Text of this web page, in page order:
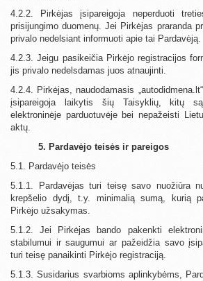
4.2.2. Pirkėjas įsipareigoja neperduoti
prisijungimo duomenų. Jei Pirkėjas praranda
privalo nedelsiant informuoti apie tai Pardavėją.
4.2.3. Jeigu pasikeičia Pirkėjo registracijos
jis privalo nedelsdamas juos atnaujinti.
4.2.4. Pirkėjas, naudodamasis
įsipareigoja laikytis šių Taisyklių, kitų
elektroninėje parduotuvėje bei nepažeisti
aktų.
5. Pardavėjo teisės ir pareigos
5.1. Pardavėjo teisės
5.1.1. Pardavėjas turi teisę savo nuožiūra
krepšelio dydį, t.y. minimalią sumą, kurią
Pirkėjo užsakymas.
5.1.2. Jei Pirkėjas bando pakenkti
stabilumui ir saugumui ar pažeidžia savo
turi teisę panaikinti Pirkėjo registraciją.
5.1.3. Susidarius svarbioms aplinkybėms,